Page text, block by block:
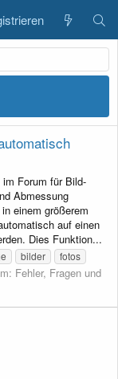
Forum für Bild-
Abmessung
einem größerem
auf einen
Dies Funktion...
bilder fotos
Fehler, Fragen und